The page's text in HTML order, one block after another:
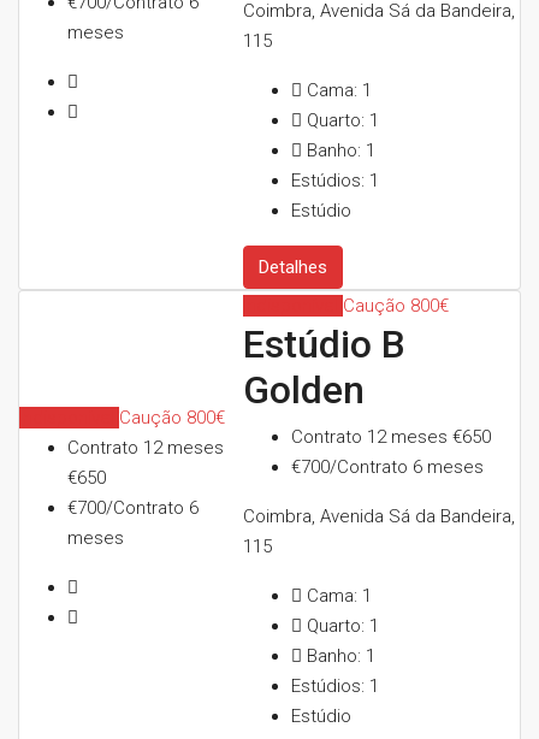
meses
Coimbra, Avenida Sá da Bandeira,
115
Cama: 1
Quarto: 1
Banho: 1
Estúdios: 1
Estúdio
Detalhes
Caução 800€
Contrato 12 meses
€650
€700/Contrato 6
meses
Caução 800€
Estúdio B
Golden
Contrato 12 meses€650
€700/Contrato 6 meses
Coimbra, Avenida Sá da Bandeira,
115
Cama: 1
Quarto: 1
Banho: 1
Estúdios: 1
Estúdio